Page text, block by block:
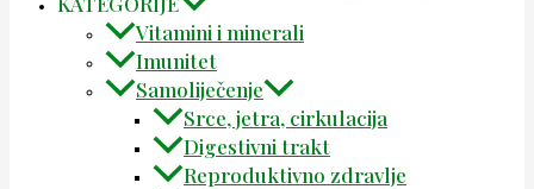
Vitamini i minerali
Imunitet
Samoliječenje
Srce, jetra, cirkulacija
Digestivni trakt
Reproduktivno zdravlje